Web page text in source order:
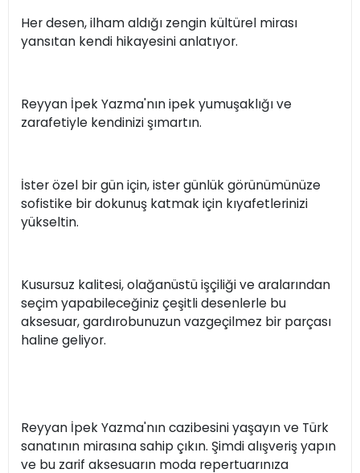
Her desen, ilham aldığı zengin kültürel mirası
yansıtan kendi hikayesini anlatıyor.
Reyyan İpek Yazma'nın ipek yumuşaklığı ve
zarafetiyle kendinizi şımartın.
İster özel bir gün için, ister günlük görünümünüze
sofistike bir dokunuş katmak için kıyafetlerinizi
yükseltin.
Kusursuz kalitesi, olağanüstü işçiliği ve aralarından
seçim yapabileceğiniz çeşitli desenlerle bu
aksesuar, gardırobunuzun vazgeçilmez bir parçası
haline geliyor.
Reyyan İpek Yazma'nın cazibesini yaşayın ve Türk
sanatının mirasına sahip çıkın. Şimdi alışveriş yapın
ve bu zarif aksesuarın moda repertuarınıza